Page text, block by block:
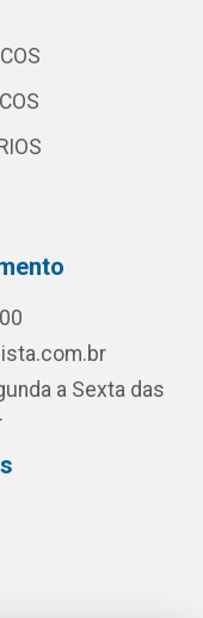
a Sexta das